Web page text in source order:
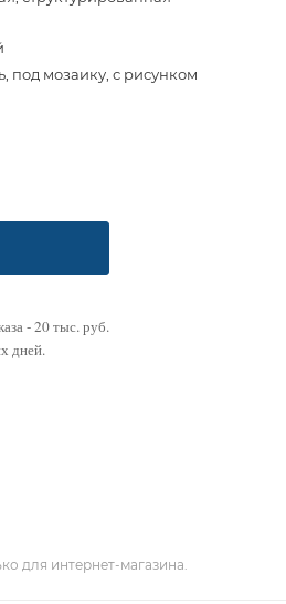
под мозаику, с рисунком
- 20 тыс. руб.
дней.
для интернет-магазина.